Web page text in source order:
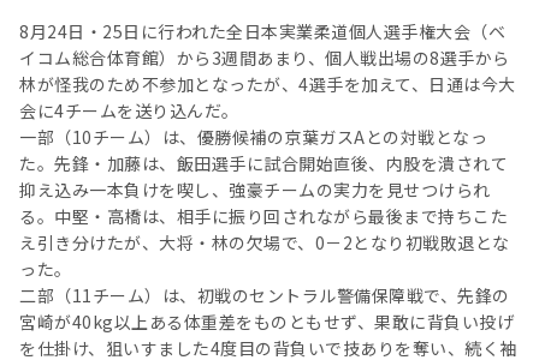
8月24日・25日に行われた全日本実業柔道個人選手権大会（ベ
イコム総合体育館）から3週間あまり、個人戦出場の8選手から
林が怪我のため不参加となったが、4選手を加えて、日通は今大
会に4チームを送り込んだ。
一部（10チーム）は、優勝候補の京葉ガスAとの対戦となっ
た。先鋒・加藤は、飯田選手に試合開始直後、内股を潰されて
抑え込み一本負けを喫し、強豪チームの実力を見せつけられ
る。中堅・高橋は、相手に振り回されながら最後まで持ちこた
え引き分けたが、大将・林の欠場で、0－2となり初戦敗退とな
った。
二部（11チーム）は、初戦のセントラル警備保障戦で、先鋒の
宮崎が40kg以上ある体重差をものともせず、果敢に背負い投げ
を仕掛け、狙いすました4度目の背負いで技ありを奪い、続く袖